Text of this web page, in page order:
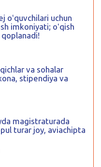
oʻquvchilari uchun
imkoniyati; oʻqish
va sohalar
stipendiya va
magistraturada
turar joy, aviachipta